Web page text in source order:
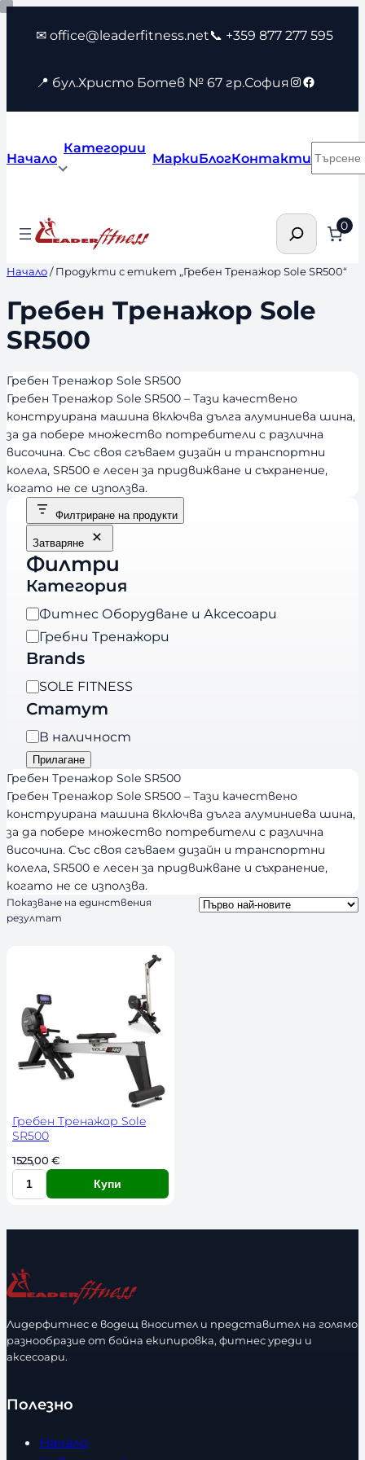
Към
съдържанието
✉ office@leaderfitness.net📞 +359 877 277 595
📍 бул.Христо Ботев № 67 гр.София Instagram
Facebook
Начало
Категории
МаркиБлогКонтакти
Търсене 0
Начало/ Продукти с етикет „Гребен Tренажор Sole SR500“
Гребен Tренажор Sole
SR500
Гребен Tренажор Sole SR500
Гребен Tренажор Sole SR500 – Тази качествено
конструирана машина включва дълга алуминиева шина,
за да побере множество потребители с различна
височина. Със своя сгъваем дизайн и транспортни
колела, SR500 е лесен за придвижване и съхранение,
когато не се използва.
Филтриране на продукти
Затваряне
Филтри
Категория
К
а
т
г
о
р
и
я
Фитнес Оборудване и Аксесоари
Гребни Тренажори
Brands
B
r
a
n
d
s
SOLE FITNESS
Статут
Н
а
л
и
ч
н
о
т
В наличност
Прилагане
Гребен Tренажор Sole SR500
Гребен Tренажор Sole SR500 – Тази качествено
конструирана машина включва дълга алуминиева шина,
за да побере множество потребители с различна
височина. Със своя сгъваем дизайн и транспортни
колела, SR500 е лесен за придвижване и съхранение,
когато не се използва.
Показване на единствения
резултат
Гребен Тренажор Sole
SR500
1525,00 €
К
л
ч
е
т
в
Купи
Лидерфитнес е водещ вносител и представител на голямо
разнообразие от бойна екипировка, фитнес уреди и
аксесоари.
Полезно
Начало